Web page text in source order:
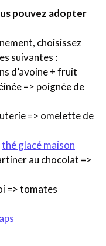
pouvez adopter
choisissez
suivantes :
d’avoine + fruit
=> poignée de
=> omelette de
thé glacé maison
au chocolat =>
=> tomates